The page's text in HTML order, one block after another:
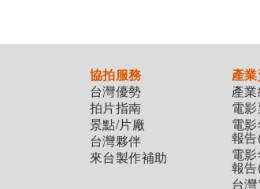
協拍服務
台灣優勢
拍片指南
景點/片廠
台灣夥伴
來台製作補助
產
產
電
電
報
電
報
台